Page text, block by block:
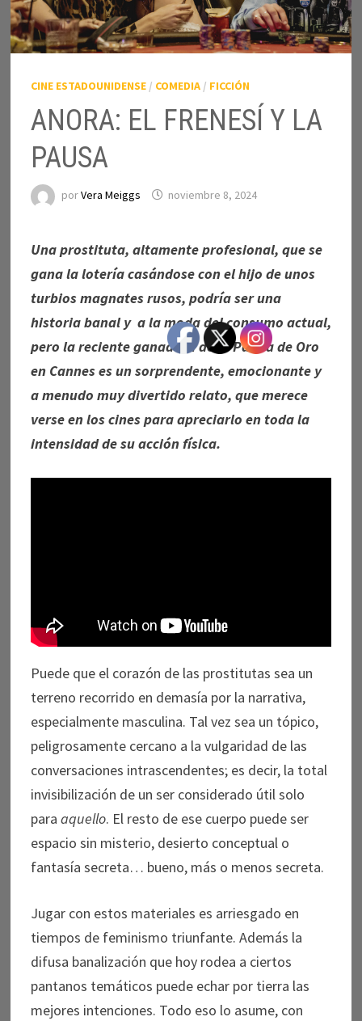
CINE ESTADOUNIDENSE/ COMEDIA/ FICCIÓN
ANORA: EL FRENESÍ Y LA
PAUSA
porVera Meiggs noviembre 8, 2024
Una prostituta, altamente profesional, que se
gana la lotería casándose con el hijo de unos
turbios magnates rusos, podría ser una
historia banal y a la moda del consumo actual,
pero la reciente ganadora de la Palma de Oro
en Cannes es un sorprendente, emocionante y
a menudo muy divertido relato, que merece
verse en los cines para apreciarlo en toda la
intensidad de su acción física.
Puede que el corazón de las prostitutas sea un
terreno recorrido en demasía por la narrativa,
especialmente masculina. Tal vez sea un tópico,
peligrosamente cercano a la vulgaridad de las
conversaciones intrascendentes; es decir, la total
invisibilización de un ser considerado útil solo
para aquello. El resto de ese cuerpo puede ser
espacio sin misterio, desierto conceptual o
fantasía secreta… bueno, más o menos secreta.
Jugar con estos materiales es arriesgado en
tiempos de feminismo triunfante. Además la
difusa banalización que hoy rodea a ciertos
pantanos temáticos puede echar por tierra las
mejores intenciones. Todo eso lo asume, con